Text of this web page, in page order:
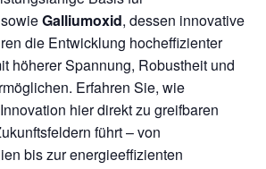
Galliumoxid, dessen innovative
die Entwicklung hocheffizienter
höherer Spannung, Robustheit und
Erfahren Sie, wie
hier direkt zu greifbaren
führt – von
bis zur energieeffizienten